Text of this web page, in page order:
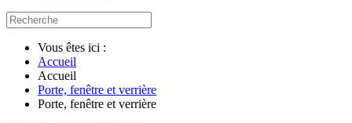
Vous êtes ici :
Accueil
Accueil
Porte, fenêtre et verrière
Porte, fenêtre et verrière